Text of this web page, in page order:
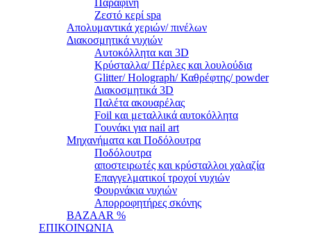
Παραφίνη
Ζεστό κερί spa
Απολυμαντικά χεριών/ πινέλων
Διακοσμητικά νυχιών
Αυτοκόλλητα και 3D
Κρύσταλλα/ Πέρλες και λουλούδια
Glitter/ Holograph/ Καθρέφτης/ powder
Διακοσμητικά 3D
Παλέτα ακουαρέλας
Foil και μεταλλικά αυτοκόλλητα
Γουνάκι για nail art
Μηχανήματα και Ποδόλουτρα
Ποδόλουτρα
αποστειρωτές και κρύσταλλοι χαλαζία
Επαγγελματικοί τροχοί νυχιών
Φουρνάκια νυχιών
Απορροφητήρες σκόνης
BAZAAR %
ΕΠΙΚΟΙΝΩΝΙΑ